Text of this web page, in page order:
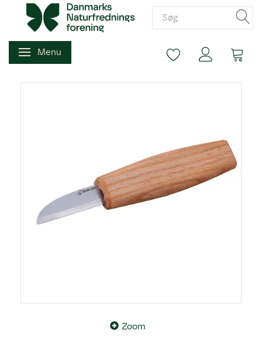
Skifte navigation
Menu
Zoom